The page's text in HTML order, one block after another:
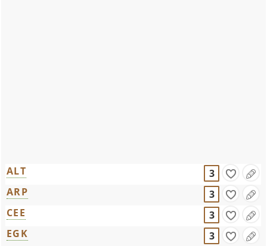
ALT
3
ARP
3
CEE
3
EGK
3